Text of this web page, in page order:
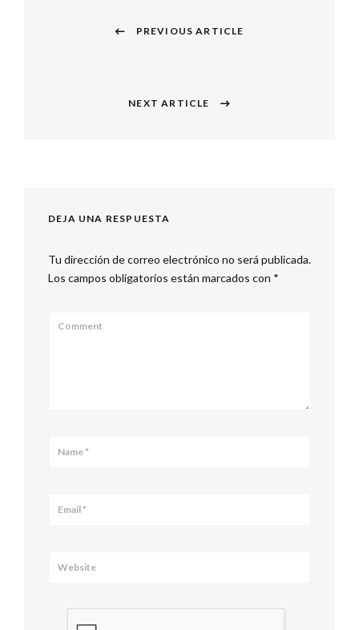
PREVIOUS ARTICLE
NEXT ARTICLE
DEJA UNA RESPUESTA
Tu dirección de correo electrónico no será publicada.
Los campos obligatorios están marcados con *